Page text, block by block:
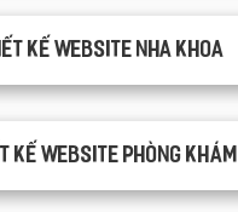
kế website nha khoa
kế website phòng khám